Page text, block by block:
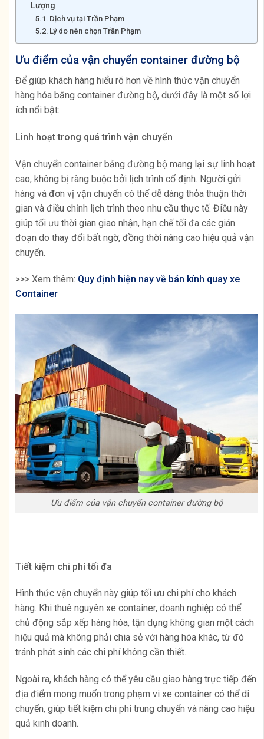
Lượng
Dịch vụ tại Trần Phạm
Lý do nên chọn Trần Phạm
Ưu điểm của vận chuyển container đường bộ
Để giúp khách hàng hiểu rõ hơn về hình thức vận chuyển
hàng hóa bằng container đường bộ, dưới đây là một số lợi
ích nổi bật:
Linh hoạt trong quá trình vận chuyển
Vận chuyển container bằng đường bộ mang lại sự linh hoạt
cao, không bị ràng buộc bởi lịch trình cố định. Người gửi
hàng và đơn vị vận chuyển có thể dễ dàng thỏa thuận thời
gian và điều chỉnh lịch trình theo nhu cầu thực tế. Điều này
giúp tối ưu thời gian giao nhận, hạn chế tối đa các gián
đoạn do thay đổi bất ngờ, đồng thời nâng cao hiệu quả vận
chuyển.
>>> Xem thêm: Quy định hiện nay về bán kính quay xe
Container
Ưu điểm của vận chuyển container đường bộ
Tiết kiệm chi phí tối đa
Hình thức vận chuyển này giúp tối ưu chi phí cho khách
hàng. Khi thuê nguyên xe container, doanh nghiệp có thể
chủ động sắp xếp hàng hóa, tận dụng không gian một cách
hiệu quả mà không phải chia sẻ với hàng hóa khác, từ đó
tránh phát sinh các chi phí không cần thiết.
Ngoài ra, khách hàng có thể yêu cầu giao hàng trực tiếp đến
địa điểm mong muốn trong phạm vi xe container có thể di
chuyển, giúp tiết kiệm chi phí trung chuyển và nâng cao hiệu
quả kinh doanh.